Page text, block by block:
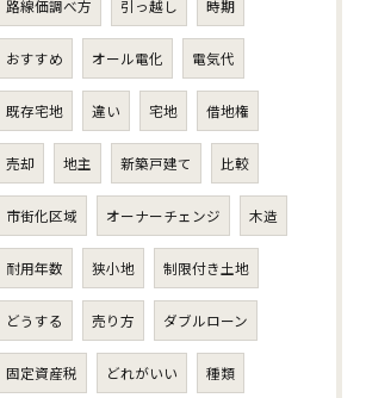
路線価調べ方 引っ越し 時期
おすすめ オール電化 電気代
既存宅地 違い 宅地 借地権
売却 地主 新築戸建て 比較
市街化区域 オーナーチェンジ 木造
耐用年数 狭小地 制限付き土地
どうする 売り方 ダブルローン
固定資産税 どれがいい 種類